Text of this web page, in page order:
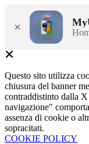
×
Questo sito utilizza
chiusura del banner
contraddistinto dalla
navigazione"
assenza di cookie o
sopracitati.
COOKIE POLICY